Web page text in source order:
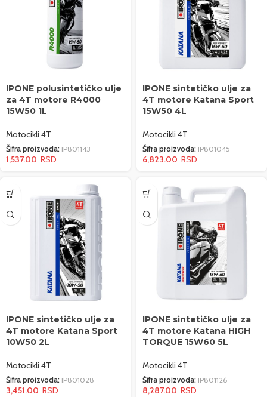
IPONE polusintetičko ulje
za 4T motore R4000
15W50 1L
Motocikli 4T
Šifra proizvoda: IP801143
1,537.00
IPONE sintetičko ulje za
4T motore Katana Sport
15W50 4L
Motocikli 4T
Šifra proizvoda: IP801045
6,823.00
IPONE sintetičko ulje za
4T motore Katana Sport
10W50 2L
Motocikli 4T
Šifra proizvoda: IP801028
3,451.00
IPONE sintetičko ulje za
4T motore Katana HIGH
TORQUE 15W60 5L
Motocikli 4T
Šifra proizvoda: IP801126
8,287.00